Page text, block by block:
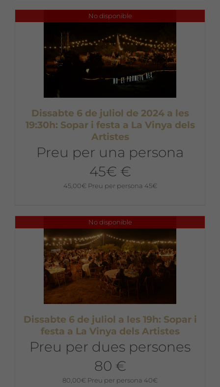
No disponible
Dissabte 6 de juliol de 2024 a les
19:30h: Sopar i festa a La Vinya dels
Artistes
Preu per una persona
45€ €
45,00€ Preu per persona 45€
No disponible
Dissabte 6 de juliol a les 19h: Sopar i
festa a La Vinya dels Artistes
Preu per dues persones
80 €
80,00€ Preu per persona 40€